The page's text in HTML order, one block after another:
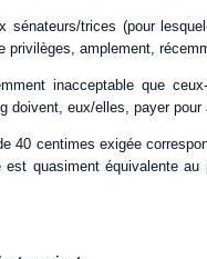
trices (pour
privilèges, amplement,
inacceptable que
doivent, eux/elles, payer
40 centimes exigée
quasiment équivalente